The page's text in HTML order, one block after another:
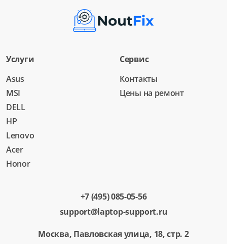
Услуги
Asus
MSI
DELL
HP
Lenovo
Acer
Honor
Сервис
Контакты
Цены на ремонт
+7 (495) 085-05-56
support@laptop-support.ru
Москва, Павловская улица, 18, стр. 2